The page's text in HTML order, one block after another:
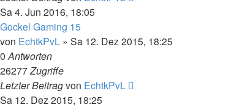
Sa 4. Jun 2016, 18:05
Gockel Gaming 15
von EchtkPvL » Sa 12. Dez 2015, 18:25
0Antworten
26277Zugriffe
Letzter Beitragvon EchtkPvL
Sa 12. Dez 2015, 18:25